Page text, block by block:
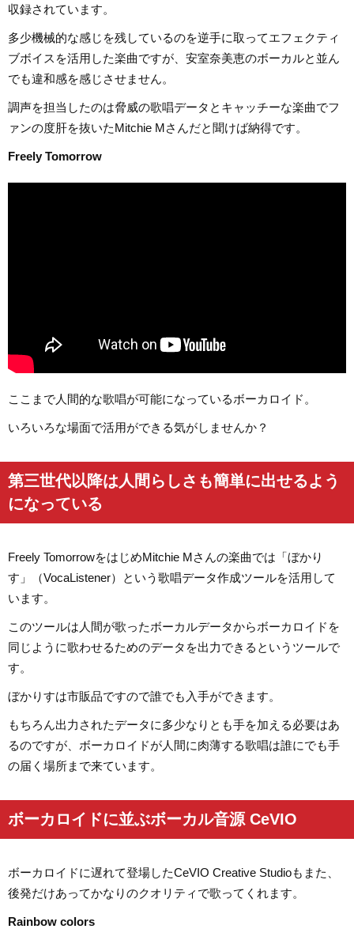
収録されています。
多少機械的な感じを残しているのを逆手に取ってエフェクティ
ブボイスを活用した楽曲ですが、安室奈美恵のボーカルと並ん
でも違和感を感じさせません。
調声を担当したのは脅威の歌唱データとキャッチーな楽曲でフ
ァンの度肝を抜いたMitchie Mさんだと聞けば納得です。
Freely Tomorrow
ここまで人間的な歌唱が可能になっているボーカロイド。
いろいろな場面で活用ができる気がしませんか？
第三世代以降は人間らしさも簡単に出せるよう
になっている
Freely TomorrowをはじめMitchie Mさんの楽曲では「ぼかり
す」（VocaListener）という歌唱データ作成ツールを活用して
います。
このツールは人間が歌ったボーカルデータからボーカロイドを
同じように歌わせるためのデータを出力できるというツールで
す。
ぼかりすは市販品ですので誰でも入手ができます。
もちろん出力されたデータに多少なりとも手を加える必要はあ
るのですが、ボーカロイドが人間に肉薄する歌唱は誰にでも手
の届く場所まで来ています。
ボーカロイドに並ぶボーカル音源 CeVIO
ボーカロイドに遅れて登場したCeVIO Creative Studioもまた、
後発だけあってかなりのクオリティで歌ってくれます。
Rainbow colors